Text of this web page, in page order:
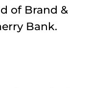
of Brand &
Bank.